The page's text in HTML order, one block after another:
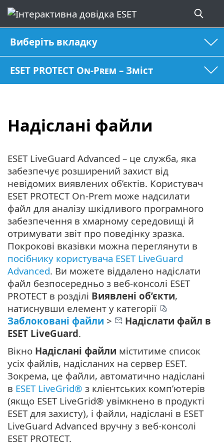
Виберіть вкладку
ESET PROTECT On-Prem – Зміст
Надіслані файли
ESET LiveGuard Advanced – це служба, яка
забезпечує розширений захист від
невідомих виявлених об’єктів. Користувач
ESET PROTECT On-Prem може надсилати
файл для аналізу шкідливого програмного
забезпечення в хмарному середовищі й
отримувати звіт про поведінку зразка.
Покрокові вказівки можна переглянути в
посібнику користувача ESET LiveGuard
Advanced. Ви можете віддалено надіслати
файл безпосередньо з веб-консолі ESET
PROTECT в розділі Виявлені об’єкти,
натиснувши елемент у категорії
Заблоковані файли >
Надіслати файл в
ESET LiveGuard.
Вікно Надіслані файли міститиме список
усіх файлів, надісланих на сервер ESET.
Зокрема, це файли, автоматично надіслані
в ESET LiveGrid® з клієнтських комп’ютерів
(якщо ESET LiveGrid® увімкнено в продукті
ESET для захисту), і файли, надіслані в ESET
LiveGuard Advanced вручну з веб-консолі
ESET PROTECT.